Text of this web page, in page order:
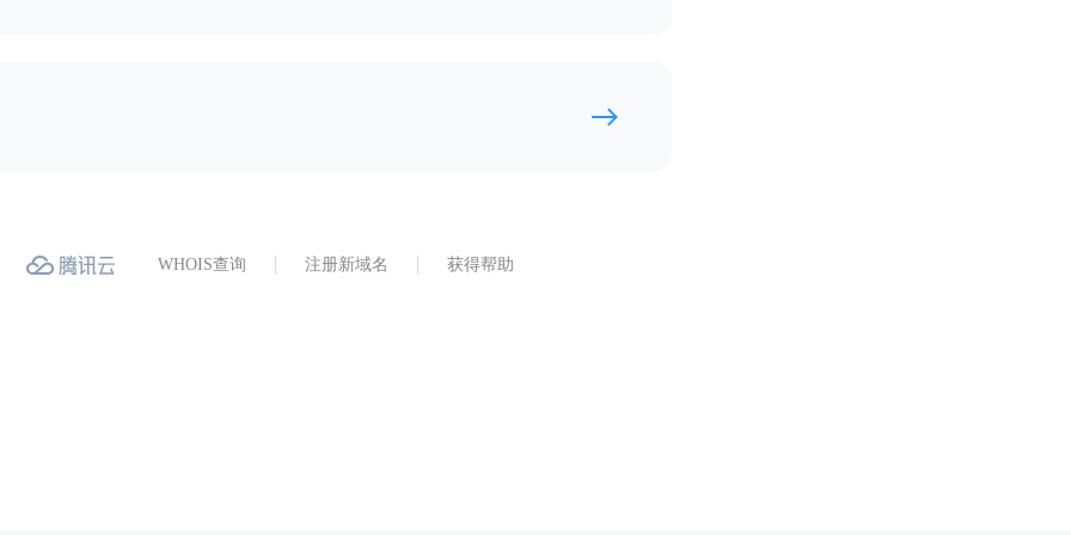
WHOIS查询 注册新域名 获得帮助